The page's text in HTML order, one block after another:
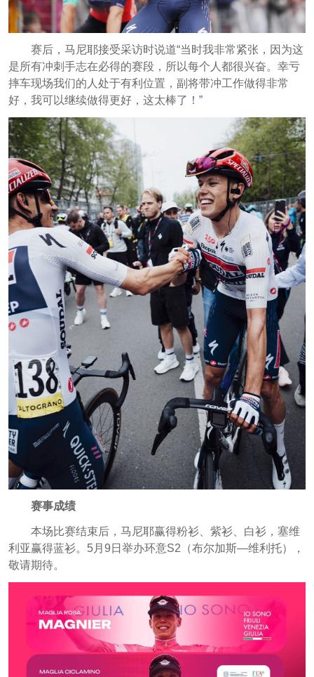
赛后，马尼耶接受采访时说道“当时我非常紧张，因为这
是所有冲刺手志在必得的赛段，所以每个人都很兴奋。幸亏
摔车现场我们的人处于有利位置，副将带冲工作做得非常
好，我可以继续做得更好，这太棒了！”
赛事成绩
本场比赛结束后，马尼耶赢得粉衫、紫衫、白衫，塞维
利亚赢得蓝衫。5月9日举办环意S2（布尔加斯—维利托），
敬请期待。